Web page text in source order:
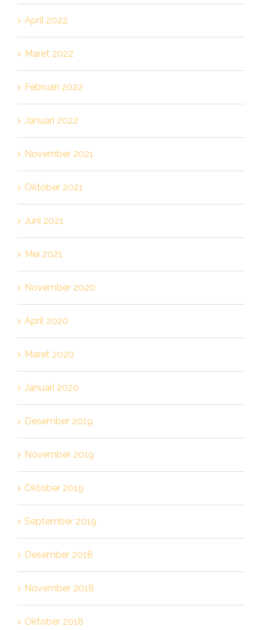
April 2022
Maret 2022
Februari 2022
Januari 2022
November 2021
Oktober 2021
Juni 2021
Mei 2021
November 2020
April 2020
Maret 2020
Januari 2020
Desember 2019
November 2019
Oktober 2019
September 2019
Desember 2018
November 2018
Oktober 2018